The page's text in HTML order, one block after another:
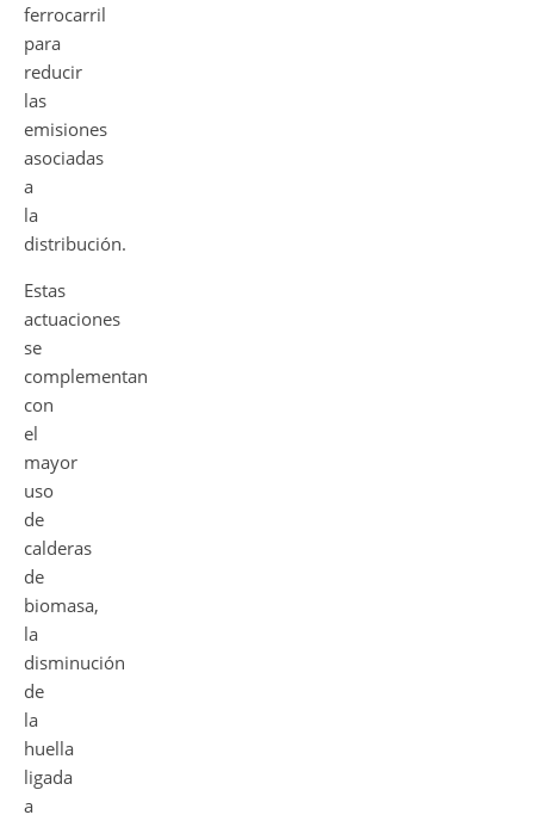
ferrocarril
para
reducir
las
emisiones
asociadas
a
la
distribución.
Estas
actuaciones
se
complementan
con
el
mayor
uso
de
calderas
de
biomasa,
la
disminución
de
la
huella
ligada
a